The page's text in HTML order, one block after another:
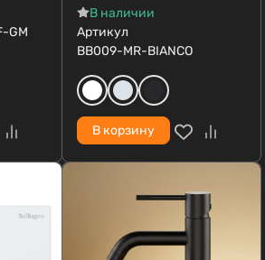
GM
В наличии
Артикул
BB009-MR-BIANCO
В корзину